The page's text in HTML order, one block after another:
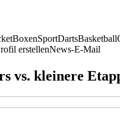
BoxenSportDartsBasketball
erstellenNews-E-Mail
vs. kleinere